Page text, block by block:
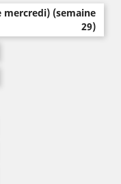
(semaine
29)